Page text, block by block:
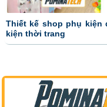
Thiết kế shop phụ kiện
kiện thời trang